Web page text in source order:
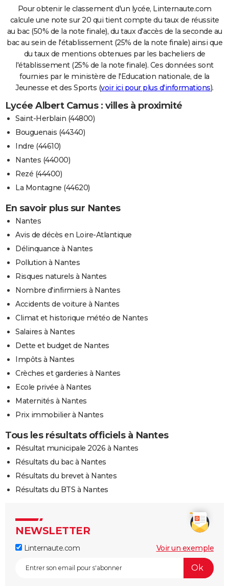
Pour obtenir le classement d'un lycée, Linternaute.com
calcule une note sur 20 qui tient compte du taux de réussite
au bac (50% de la note finale), du taux d'accès de la seconde au
bac au sein de l'établissement (25% de la note finale) ainsi que
du taux de mentions obtenues par les bacheliers de
l'établissement (25% de la note finale). Ces données sont
fournies par le ministère de l'Education nationale, de la
Jeunesse et des Sports (voir ici pour plus d'informations).
Lycée Albert Camus : villes à proximité
Saint-Herblain (44800)
Bouguenais (44340)
Indre (44610)
Nantes (44000)
Rezé (44400)
La Montagne (44620)
En savoir plus sur Nantes
Nantes
Avis de décès en Loire-Atlantique
Délinquance à Nantes
Pollution à Nantes
Risques naturels à Nantes
Nombre d'infirmiers à Nantes
Accidents de voiture à Nantes
Climat et historique météo de Nantes
Salaires à Nantes
Dette et budget de Nantes
Impôts à Nantes
Crèches et garderies à Nantes
Ecole privée à Nantes
Maternités à Nantes
Prix immobilier à Nantes
Tous les résultats officiels à Nantes
Résultat municipale 2026 à Nantes
Résultats du bac à Nantes
Résultats du brevet à Nantes
Résultats du BTS à Nantes
NEWSLETTER
Linternaute.com Voir un exemple